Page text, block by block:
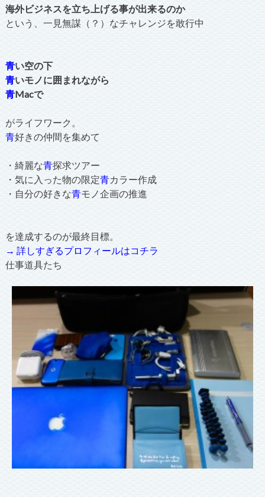
海外ビジネスを立ち上げる事が出来るのか
という、一見無謀（？）なチャレンジを敢行中
青い空の下
青いモノに囲まれながら
青Macで
がライフワーク。
青好きの仲間を集めて
・綺麗な青探求ツアー
・気に入った物の限定青カラー作成
・自分の好きな青モノ企画の推進
を達成するのが最終目標。
→ 詳しすぎるプロフィールはコチラ
仕事道具たち